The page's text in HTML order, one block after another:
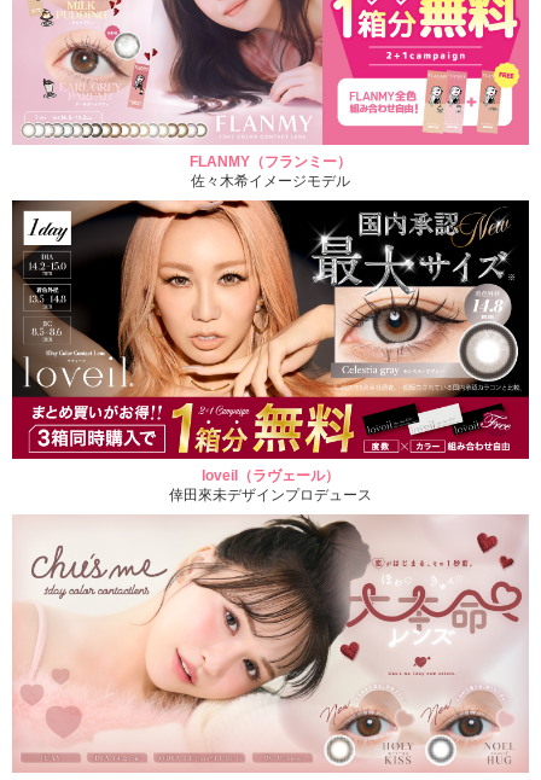
FLANMY（フランミー）
佐々木希イメージモデル
loveil（ラヴェール）
倖田來未デザインプロデュース